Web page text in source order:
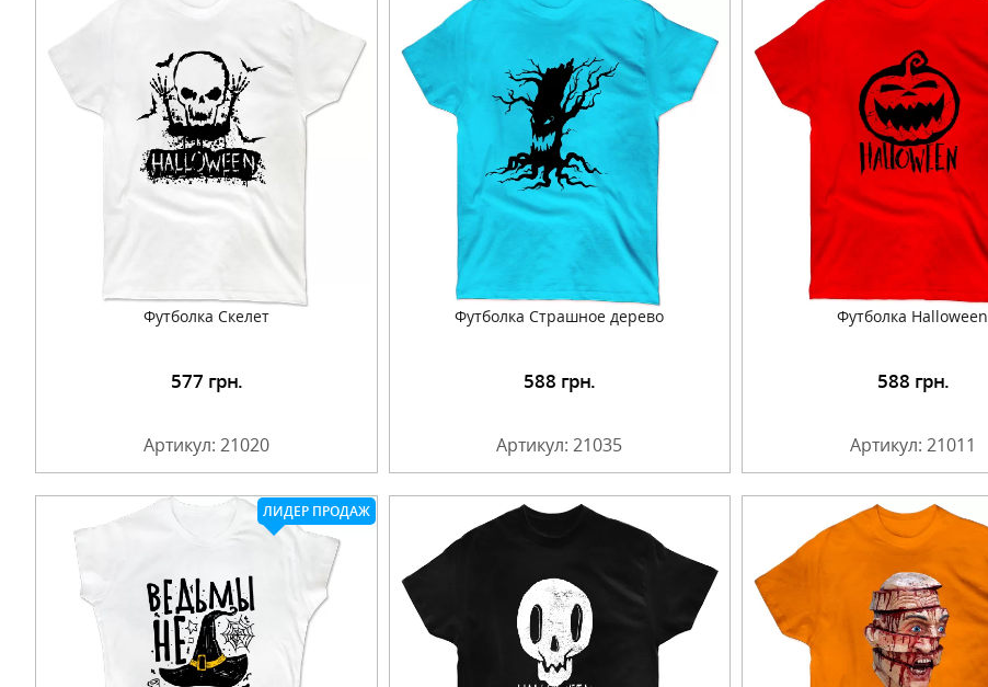
Футболка Скелет
577 грн.
Артикул: 21020
Футболка Страшное дерево
Подробнее 588 грн.
Артикул: 21035
Футболка Halloween
Подробнее 588 грн.
Артикул: 21011
Подробнее
ЛИДЕР ПРОДАЖ